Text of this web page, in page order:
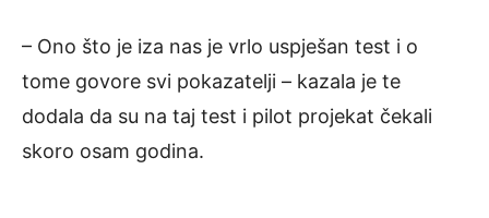
– Ono što je iza nas je vrlo uspješan test i o
tome govore svi pokazatelji – kazala je te
dodala da su na taj test i pilot projekat čekali
skoro osam godina.